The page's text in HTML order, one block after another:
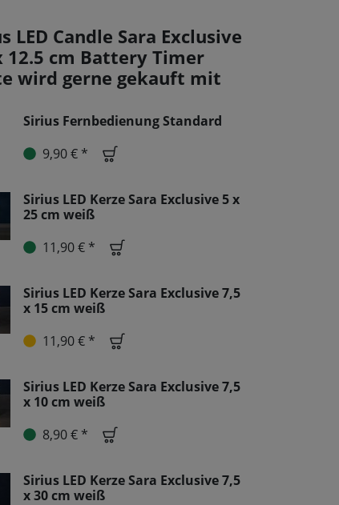
LED Candle Sara Exclusive
12.5 cm Battery Timer
wird gerne gekauft mit
Sirius Fernbedienung Standard
9,90 € *
Sirius LED Kerze Sara Exclusive 5 x
25 cm weiß
11,90 € *
Sirius LED Kerze Sara Exclusive 7,5
x 15 cm weiß
11,90 € *
Sirius LED Kerze Sara Exclusive 7,5
x 10 cm weiß
8,90 € *
Sirius LED Kerze Sara Exclusive 7,5
x 30 cm weiß